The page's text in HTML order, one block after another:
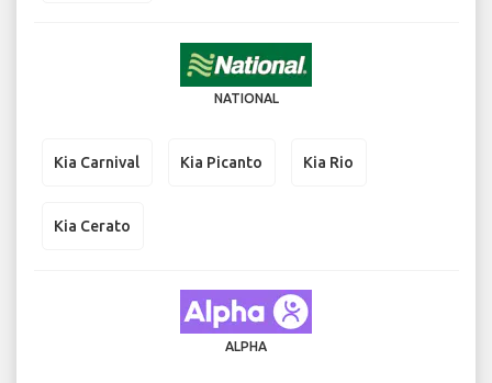
NATIONAL
Kia Carnival Kia Picanto Kia Rio
Kia Cerato
ALPHA